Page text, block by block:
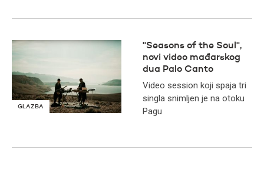
GLAZBA
''Seasons of the Soul'',
novi video mađarskog
dua Palo Canto
Video session koji spaja tri
singla snimljen je na otoku
Pagu